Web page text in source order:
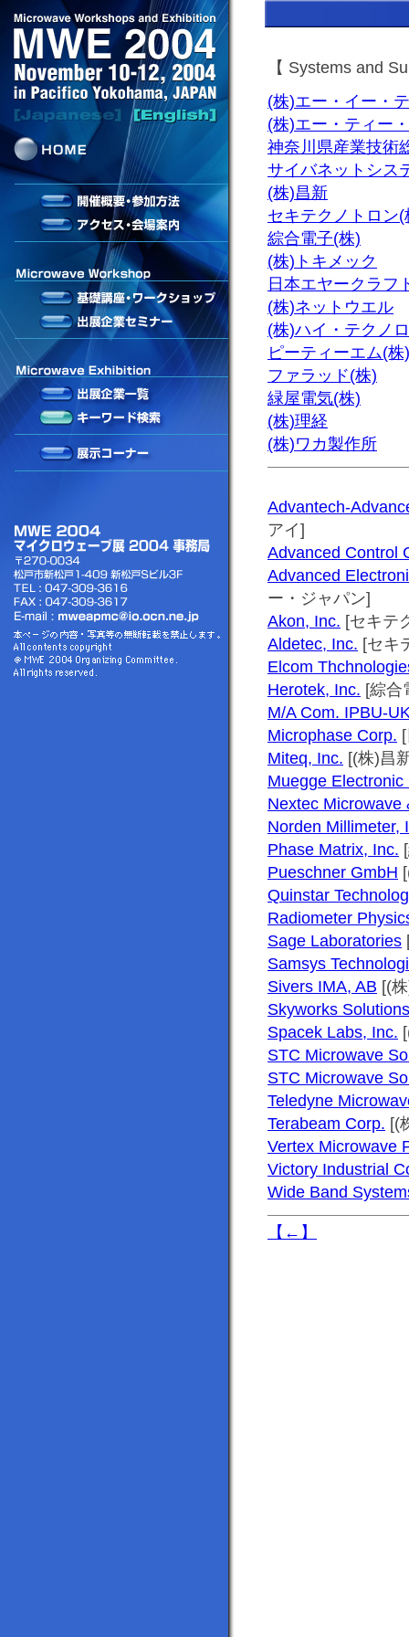
【 Systems and
(株)エー・イー・
(株)エー・ティー
神奈川県産業技術
サイバネットシス
(株)昌新
セキテクノトロン(
綜合電子(株)
(株)トキメック
日本エヤークラフ
(株)ネットウエル
(株)ハイ・テクノ
ピーティーエム(株)
ファラッド(株)
緑屋電気(株)
(株)理経
(株)ワカ製作所
Advantech-
アイ]
Advanced Control
Advanced
ー・ジャパン]
Akon, Inc. [セキテ
Aldetec, Inc. [セキ
Elcom
Herotek, Inc. [綜合
M/A Com. IPBU-
Microphase Corp.
Miteq, Inc. [(株)昌
Muegge Electronic
Nextec Microwave
Norden Millimeter,
Phase Matrix, Inc.
Pueschner GmbH
Quinstar
Radiometer
Sage Laboratories
Samsys
Sivers IMA, AB [(
Skyworks
Spacek Labs, Inc.
STC Microwave
STC Microwave
Teledyne
Terabeam Corp. [(
Vertex Microwave
Victory Industrial
Wide Band
【 ← 】